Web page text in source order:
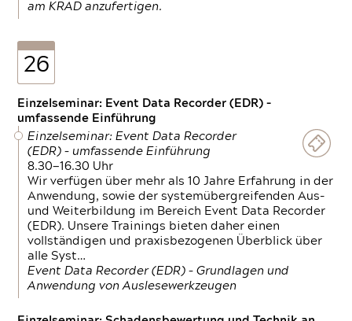
am KRAD anzufertigen.
26
Einzelseminar: Event Data Recorder (EDR) –
umfassende Einführung
Einzelseminar: Event Data Recorder
(EDR) – umfassende Einführung
8.30—16.30 Uhr
Wir verfügen über mehr als 10 Jahre Erfahrung in der
Anwendung, sowie der systemübergreifenden Aus-
und Weiterbildung im Bereich Event Data Recorder
(EDR). Unsere Trainings bieten daher einen
vollständigen und praxisbezogenen Überblick über
alle Syst…
Event Data Recorder (EDR) – Grundlagen und
Anwendung von Auslesewerkzeugen